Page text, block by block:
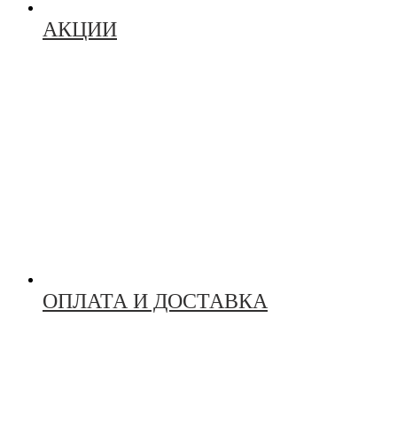
АКЦИИ
ОПЛАТА И ДОСТАВКА